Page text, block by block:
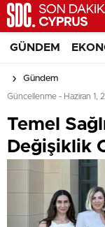
GÜNDEM
Gündem
Güncellenme - Haziran 1,
Temel
Değişiklik